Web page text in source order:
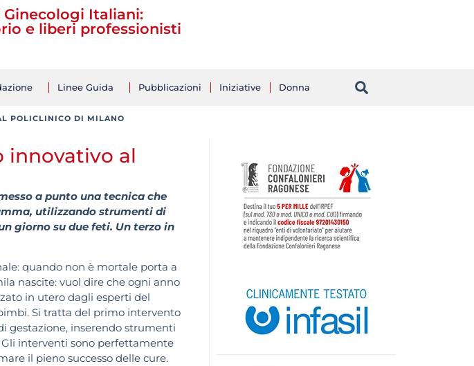
Italiani:
e liberi professionisti
Linee Guida Pubblicazioni Iniziative Donna
POLICLINICO DI MILANO
innovativo al
a punto una tecnica che
utilizzando strumenti di
giorno su due feti. Un terzo in
quando non è mortale porta a
nascite: vuol dire che ogni anno
in utero dagli esperti del
Si tratta del primo intervento
gestazione, inserendo strumenti
interventi sono perfettamente
il pieno successo delle cure.